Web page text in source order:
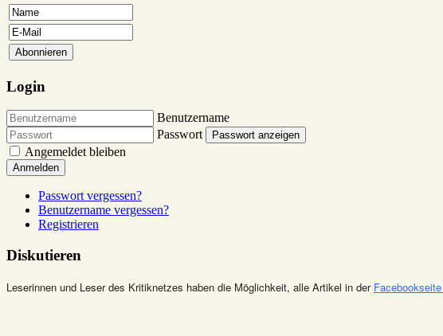
Login
Benutzername
Passwort
Passwort anzeigen
Angemeldet bleiben
Anmelden
Passwort vergessen?
Benutzername vergessen?
Registrieren
Diskutieren
Leserinnen und Leser des Kritiknetzes haben die Möglichkeit, alle Artikel in der